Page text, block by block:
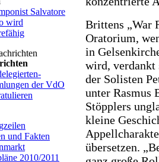
Salvatore
wird
der VdO
und Fakten
2010/2011
Brittens „War
Oratorium,
in
wird, verdankt
der Solisten
unter Rasmus
Stöpplers
kleine
übersetzen.